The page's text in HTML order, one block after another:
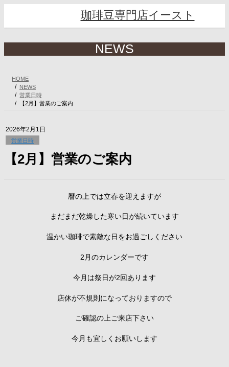
テ
ツ
ゲ
シ
珈琲豆専門店イースト
NEWS
HOME
NEWS
営業日時
【2月】営業のご案内
2026年2月1日
営業日時
【2月】営業のご案内
暦の上では立春を迎えますが
まだまだ乾燥した寒い日が続いています
温かい珈琲で素敵な日をお過ごしください
2月のカレンダーです
今月は祭日が2回あります
店休が不規則になっておりますので
ご確認の上ご来店下さい
今月も宜しくお願いします